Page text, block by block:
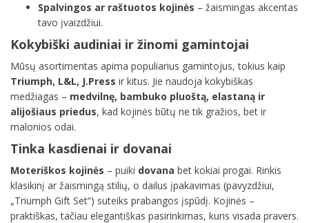
Spalvingos ar raštuotos kojinės – žaismingas akcentas
tavo įvaizdžiui.
Kokybiški audiniai ir žinomi gamintojai
Mūsų asortimentas apima populiarius gamintojus, tokius kaip
Triumph, L&L, J.Press ir kitus. Jie naudoja kokybiškas
medžiagas – medvilnę, bambuko pluoštą, elastaną ir
alijošiaus priedus, kad kojinės būtų ne tik gražios, bet ir
malonios odai.
Tinka kasdienai ir dovanai
Moteriškos kojinės – puiki dovana bet kokiai progai. Rinkis
klasikinį ar žaismingą stilių, o dailus įpakavimas (pavyzdžiui,
„Triumph Gift Set“) suteiks prabangos įspūdį. Kojinės –
praktiškas, tačiau elegantiškas pasirinkimas, kuris visada pravers.